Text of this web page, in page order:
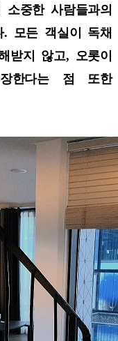
중한 사람들과의
모든 객실이 독채
받지 않고, 오롯이
한다는 점 또한